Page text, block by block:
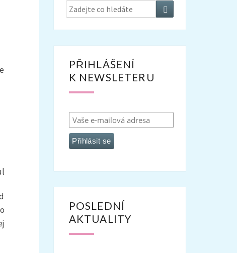
Search
for:
Search
PŘIHLÁŠENÍ
K NEWSLETERU
POSLEDNÍ
AKTUALITY